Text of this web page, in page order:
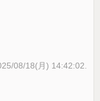
08/18(月) 14:42:02.